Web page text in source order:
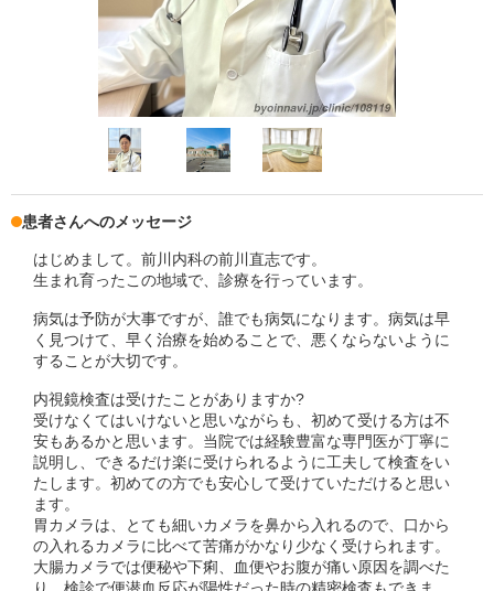
患者さんへのメッセージ
はじめまして。前川内科の前川直志です。
生まれ育ったこの地域で、診療を行っています。
病気は予防が大事ですが、誰でも病気になります。病気は早
く見つけて、早く治療を始めることで、悪くならないように
することが大切です。
内視鏡検査は受けたことがありますか?
受けなくてはいけないと思いながらも、初めて受ける方は不
安もあるかと思います。当院では経験豊富な専門医が丁寧に
説明し、できるだけ楽に受けられるように工夫して検査をい
たします。初めての方でも安心して受けていただけると思い
ます。
胃カメラは、とても細いカメラを鼻から入れるので、口から
の入れるカメラに比べて苦痛がかなり少なく受けられます。
大腸カメラでは便秘や下痢、血便やお腹が痛い原因を調べた